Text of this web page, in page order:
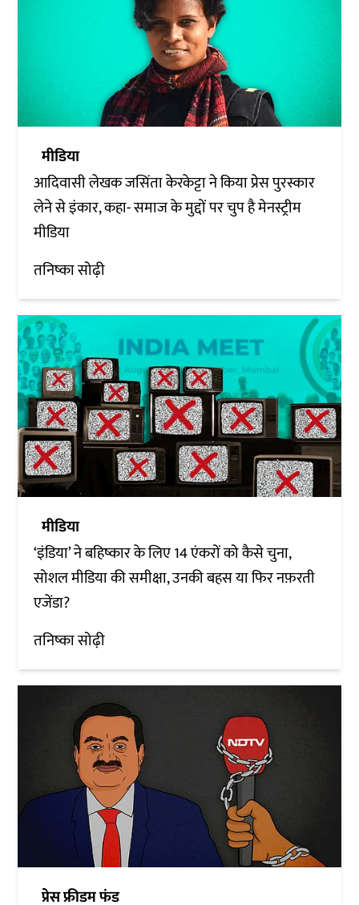
मीडिया
आदिवासी लेखक जसिंता केरकेट्टा ने किया प्रेस पुरस्कार
लेने से इंकार, कहा- समाज के मुद्दों पर चुप है मेनस्ट्रीम
मीडिया
तनिष्का सोढ़ी
मीडिया
‘इंडिया’ ने बहिष्कार के लिए 14 एंकरों को कैसे चुना,
सोशल मीडिया की समीक्षा, उनकी बहस या फिर नफ़रती
एजेंडा?
तनिष्का सोढ़ी
प्रेस फ्रीडम फंड